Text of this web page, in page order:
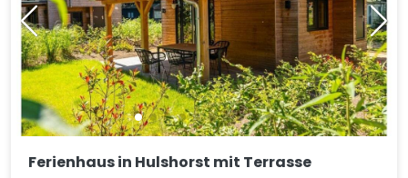
Ferienhaus in Hulshorst mit Terrasse